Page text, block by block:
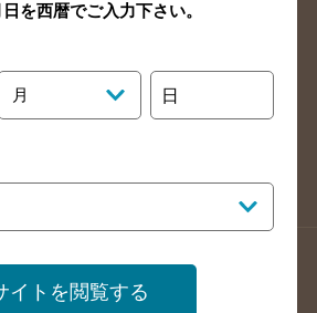
ー検索
愛媛県のバー検索
検索
検索
佐賀県のバー検索
検索
熊本県のバー検索
沖縄県のバー検索
案内
店舗情報更新方法のご案内
載店舗様ログイン
を西暦でご入力下さい。
月 日
イトを閲覧する